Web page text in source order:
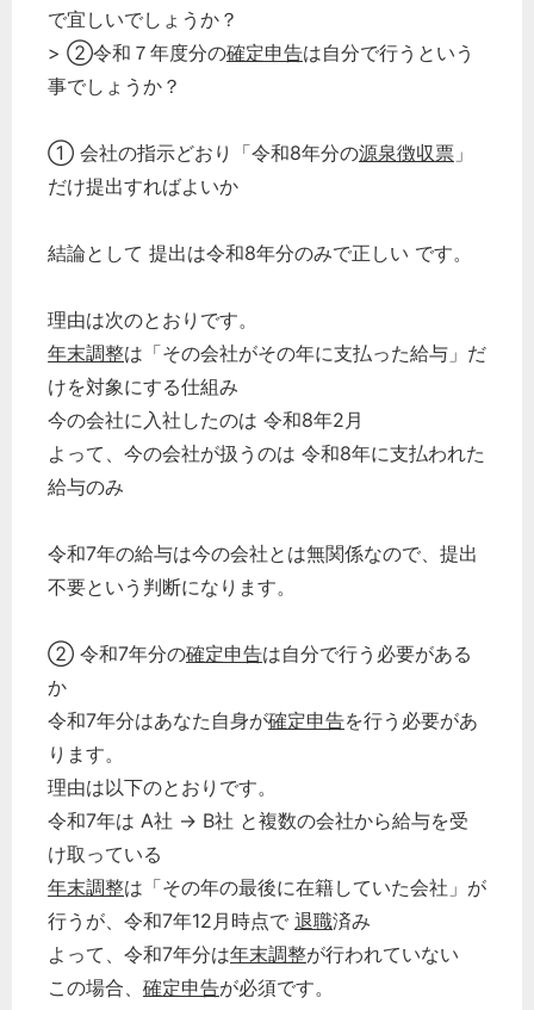
で宜しいでしょうか？
> ②令和７年度分の確定申告は自分で行うという
事でしょうか？
① 会社の指示どおり「令和8年分の源泉徴収票 」
だけ提出すればよいか
結論として 提出は令和8年分のみで正しい です。
理由は次のとおりです。
年末調整は「その会社がその年に支払った給与」だ
けを対象にする仕組み
今の会社に入社したのは 令和8年2月
よって、今の会社が扱うのは 令和8年に支払われた
給与のみ
令和7年の給与は今の会社とは無関係なので、提出
不要という判断になります。
② 令和7年分の確定申告は自分で行う必要がある
か
令和7年分はあなた自身が確定申告を行う必要があ
ります。
理由は以下のとおりです。
令和7年は A社 → B社 と複数の会社から給与を受
け取っている
年末調整は「その年の最後に在籍していた会社」が
行うが、令和7年12月時点で 退職済み
よって、令和7年分は年末調整が行われていない
この場合、 確定申告が必須です。